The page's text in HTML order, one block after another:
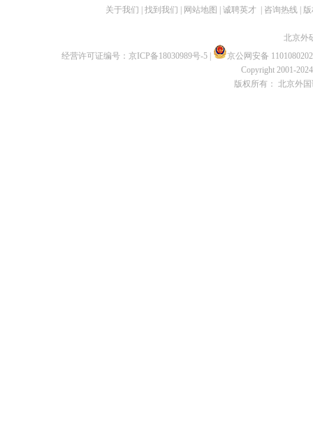
关于我们 找到我们 网站地图 诚聘英才| 咨询热线|
北京外
经营许可证编号： 京ICP备18030989号-5
京公网安备
Copyright 2001-
版权所有： 北京外